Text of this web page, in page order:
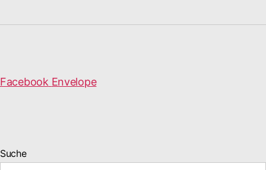
Facebook Envelope
Suche